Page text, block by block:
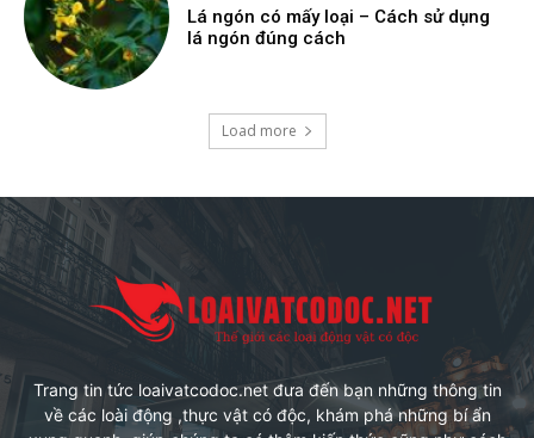
Lá ngón có mấy loại – Cách sử dụng
lá ngón đúng cách
Load more
Trang tin tức loaivatcodoc.net đưa đến bạn những thông tin
về các loài động ,thực vật có độc, khám phá những bí ẩn